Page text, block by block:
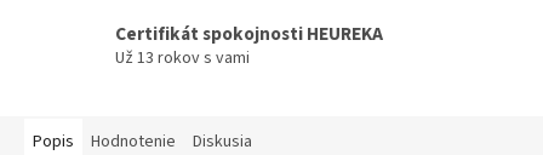
Certifikát spokojnosti HEUREKA
Už 13 rokov s vami
Popis Hodnotenie Diskusia